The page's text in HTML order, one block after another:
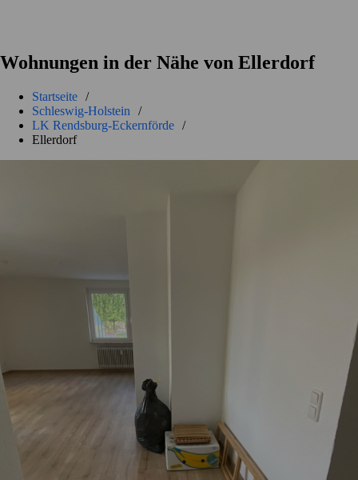
Wohnungen in der Nähe von Ellerdorf
Startseite /
Schleswig-Holstein
/
LK Rendsburg-Eckernförde /
Ellerdorf